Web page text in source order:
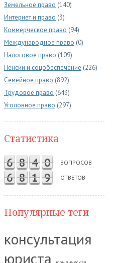
Земельное право (140)
Интернет и право (3)
Коммерческое право (94)
Международное право (0)
Налоговое право (109)
Пенсии и соцобеспечение (226)
Семейное право (892)
Трудовое право (643)
Уголовное право (297)
Статистика
6 8 4 0 ВОПРОСОВ
6 8 1 9 ОТВЕТОВ
Популярные теги
консультация
юриста